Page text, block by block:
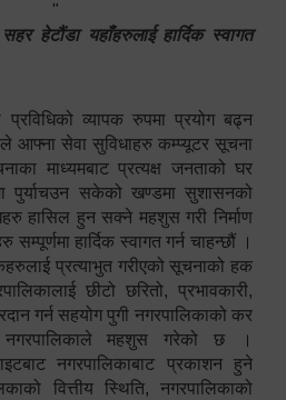
हेटौंडा यहाँहरुलाई हार्दिक स्वागत
व्यापक रुपमा प्रयोग बढ्न
आफ्ना सेवा सुविधाहरु कम्प्यूटर सूचना
माध्यमबाट प्रत्यक्ष जनताको घर
सकेको खण्डमा सुशासनको
हासिल हुन सक्ने महशुस गरी निर्माण
हार्दिक स्वागत गर्न चाहन्छौं ।
प्रत्याभुत गरीएको सूचनाको हक
छीटो छरितो, प्रभावकारी,
गर्न सहयोग पुगी नगरपालिकाको कर
महशुस गरेको छ ।
नगरपालिकाबाट प्रकाशन हुने
वित्तीय स्थिति, नगरपालिकाको